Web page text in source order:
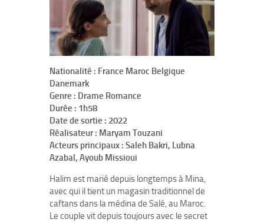
Nationalité : France Maroc Belgique
Danemark
Genre : Drame Romance
Durée : 1h58
Date de sortie : 2022
Réalisateur : Maryam Touzani
Acteurs principaux : Saleh Bakri, Lubna
Azabal, Ayoub Missioui
Halim est marié depuis longtemps à Mina,
avec qui il tient un magasin traditionnel de
caftans dans la médina de Salé, au Maroc.
Le couple vit depuis toujours avec le secret